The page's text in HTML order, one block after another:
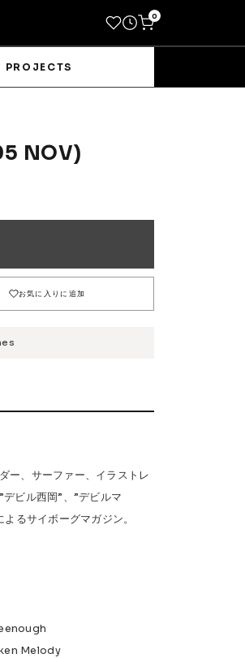
0
PROJECTS
NOV)
お気に入りに追加
ー、サーファー、イラストレ
ビル西岡”、”デビルマ
るサイボーグマガジン。
Melody